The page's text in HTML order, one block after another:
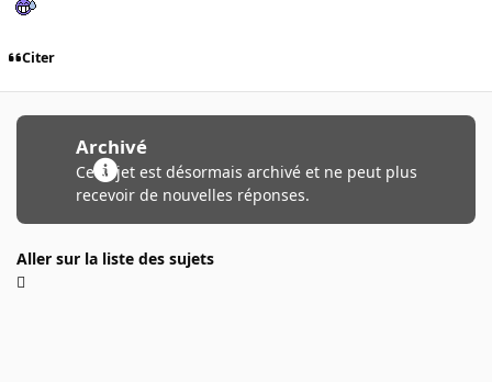
Citer
Archivé
Ce sujet est désormais archivé et ne peut plus
recevoir de nouvelles réponses.
Aller sur la liste des sujets